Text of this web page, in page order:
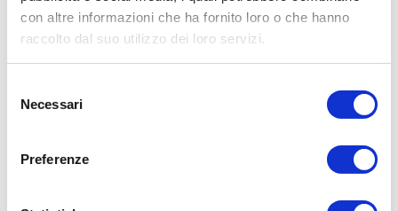
con altre informazioni che ha fornito loro o che hanno
raccolto dal suo utilizzo dei loro servizi.
delNecessari
Preferenze
Gli amplificatori MX di Jl Audio offrono prestazioni audio nitide
e potenti, con una gamma dinamica ampia e bassi profondi e
precisi, consentendo di godere di un'esperienza sonora
CARATTERISTICHE TECNICHE